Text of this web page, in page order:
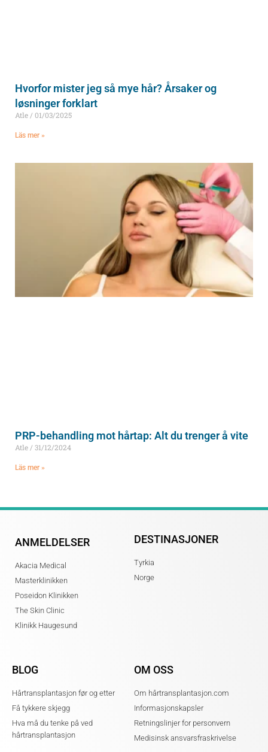
Hvorfor mister jeg så mye hår? Årsaker og
løsninger forklart
Atle 01/03/2025
Läs mer »
PRP-behandling mot hårtap: Alt du trenger å vite
Atle 31/12/2024
Läs mer »
ANMELDELSER
Akacia Medical
Masterklinikken
Poseidon Klinikken
The Skin Clinic
Klinikk Haugesund
DESTINASJONER
Tyrkia
Norge
BLOG
Hårtransplantasjon før og etter
Få tykkere skjegg
Hva må du tenke på ved
hårtransplantasjon
OM OSS
Om hårtransplantasjon.com
Informasjonskapsler
Retningslinjer for personvern
Medisinsk ansvarsfraskrivelse